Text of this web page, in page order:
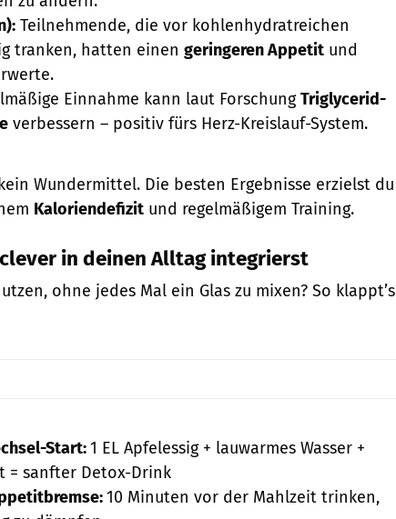
Teilnehmende, die vor kohlenhydratreichen
tranken, hatten einen geringeren Appetit und
Einnahme kann laut ForschungTriglycerid-
verbessern – positiv fürs Herz-Kreislauf-System.
Wundermittel. Die besten Ergebnisse erzielst du
Kaloriendefizit und regelmäßigem Training.
in deinen Alltag integrierst
ohne jedes Mal ein Glas zu mixen? So klappt’s
Start:1 EL Apfelessig + lauwarmes Wasser +
= sanfter Detox-Drink
10 Minuten vor der Mahlzeit trinken,